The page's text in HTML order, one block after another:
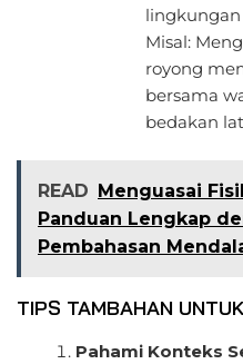
lingkungan
Misal:
royong
bersama
bedakan
READ
Menguasai
Panduan Lengkap
Pembahasan
TIPS TAMBAHAN
Pahami Konteks